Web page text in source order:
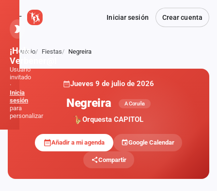
Iniciar sesión Crear cuenta
Atrás
Inicio Fiestas Negreira
Jueves 9 de julio de 2026
Negreira A Coruña
Orquesta CAPITOL
Añadir a mi agenda Google Calendar
Compartir
¡Hola,
Verbener@!
Usuario
invitado
·
Inicia
sesión
para
personalizar